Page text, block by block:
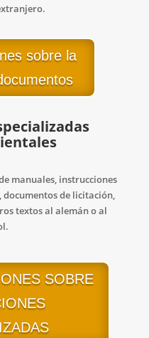
sobre la
manuales, instrucciones
documentos de licitación,
textos al alemán o al
SOBRE